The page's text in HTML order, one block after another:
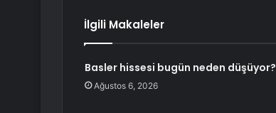
İlgili Makaleler
Basler hissesi bugün neden düşüyor?
Ağustos 6, 2026